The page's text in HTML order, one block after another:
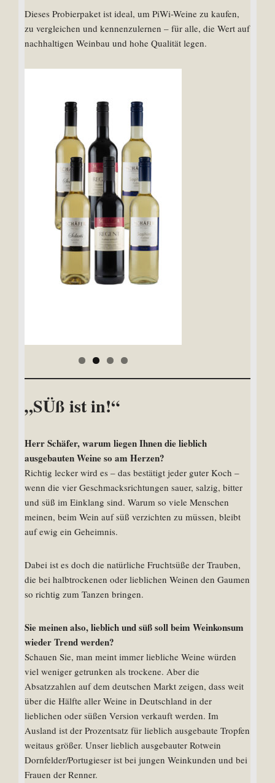
Dieses Probierpaket ist ideal, um PiWi-Weine zu kaufen,
zu vergleichen und kennenzulernen – für alle, die Wert auf
nachhaltigen Weinbau und hohe Qualität legen.
„SÜß ist in!“
Herr Schäfer, warum liegen Ihnen die lieblich
ausgebauten Weine so am Herzen?
Richtig lecker wird es – das bestätigt jeder guter Koch –
wenn die vier Geschmacksrichtungen sauer, salzig, bitter
und süß im Einklang sind. Warum so viele Menschen
meinen, beim Wein auf süß verzichten zu müssen, bleibt
auf ewig ein Geheimnis.
Dabei ist es doch die natürliche Fruchtsüße der Trauben,
die bei halbtrockenen oder lieblichen Weinen den Gaumen
so richtig zum Tanzen bringen.
Sie meinen also, lieblich und süß soll beim Weinkonsum
wieder Trend werden?
Schauen Sie, man meint immer liebliche Weine würden
viel weniger getrunken als trockene. Aber die
Absatzzahlen auf dem deutschen Markt zeigen, dass weit
über die Hälfte aller Weine in Deutschland in der
lieblichen oder süßen Version verkauft werden. Im
Ausland ist der Prozentsatz für lieblich ausgebaute Tropfen
weitaus größer. Unser lieblich ausgebauter Rotwein
Dornfelder/Portugieser ist bei jungen Weinkunden und bei
Frauen der Renner.